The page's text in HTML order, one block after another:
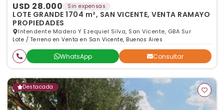
USD 28.000 Sin expensas
LOTE GRANDE 1704 m², SAN VICENTE, VENTA RAMAYO
PROPIEDADES
Intendente Madero Y Ezequiel Silva, San Vicente, GBA Sur
Lote / Terreno en Venta en San Vicente, Buenos Aires
WhatsApp Consultar
Destacada